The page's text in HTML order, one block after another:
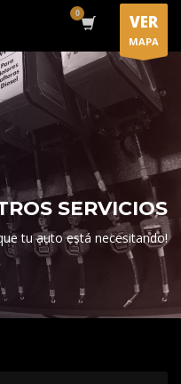
VER
MAPA
SERVICIOS
tu auto está necesitando!